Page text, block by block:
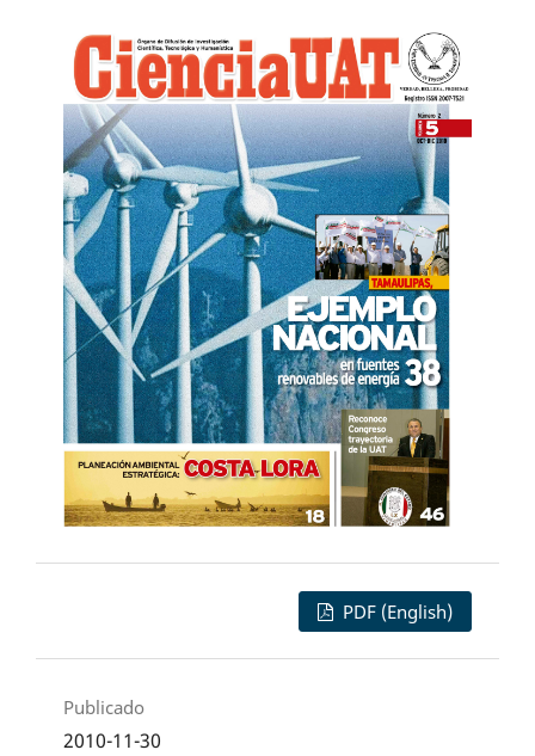
PDF (English)
Publicado
2010-11-30